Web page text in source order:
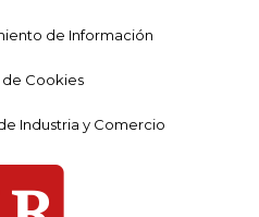
de Información
Cookies
Industria y Comercio